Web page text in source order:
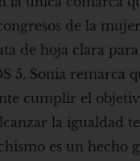
de la
de hoja clara
5. Sonia remarca
cumplir el
la igualdad
es un hecho